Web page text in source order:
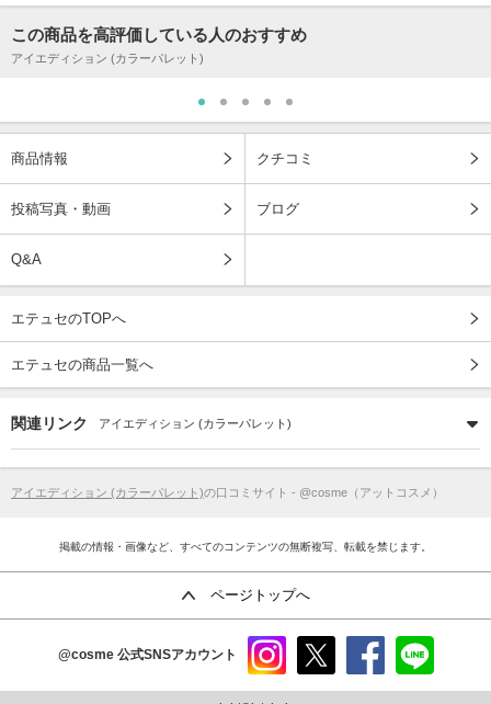
この商品を高評価している人のおすすめ
アイエディション (カラーパレット)
商品情報 クチコミ
投稿写真・動画 ブログ
Q&A
エテュセのTOPへ
エテュセの商品一覧へ
関連リンク アイエディション (カラーパレット)
アイエディション (カラーパレット)の口コミサイト - @cosme（アットコスメ）
掲載の情報・画像など、すべてのコンテンツの無断複写、転載を禁じます。
ページトップへ
@cosme 公式SNSアカウント